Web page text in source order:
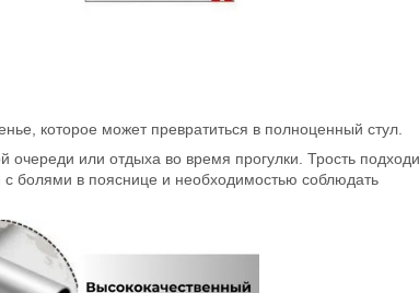
которое может превратиться в полноценный стул.
очереди или отдыха во время прогулки. Трость
болями в пояснице и необходимостью соблюдать